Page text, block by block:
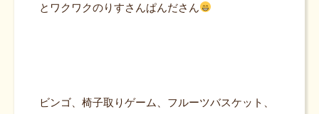
とワクワクのりすさんぱんださん
ビンゴ、椅子取りゲーム、フルーツバスケット、